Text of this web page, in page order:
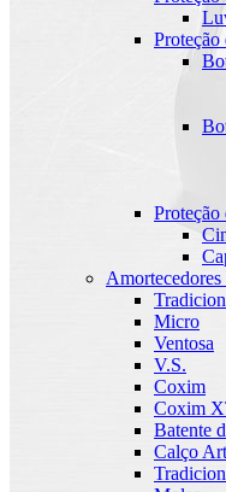
Proteção
Micro
Ventosa
V.S.
Coxim
Coxim
Batente
Calço